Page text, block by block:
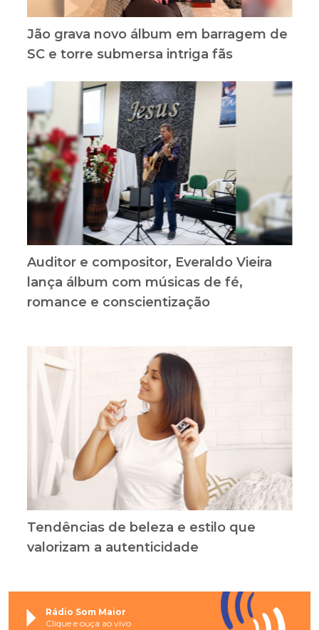
Jão grava novo álbum em barragem de
SC e torre submersa intriga fãs
Auditor e compositor, Everaldo Vieira
lança álbum com músicas de fé,
romance e conscientização
Tendências de beleza e estilo que
valorizam a autenticidade
Rádio Som Maior
Clique e ouça ao vivo